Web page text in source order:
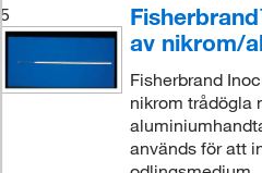
5
av nikrom/
Fisherbrand
nikrom trådögla
används för att